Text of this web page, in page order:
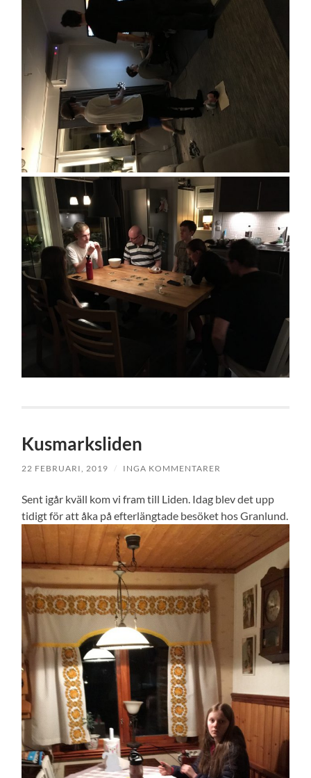
Kusmarksliden
22 FEBRUARI, 2019 / INGA KOMMENTARER
Sent igår kväll kom vi fram till Liden. Idag blev det upp
tidigt för att åka på efterlängtade besöket hos Granlund.